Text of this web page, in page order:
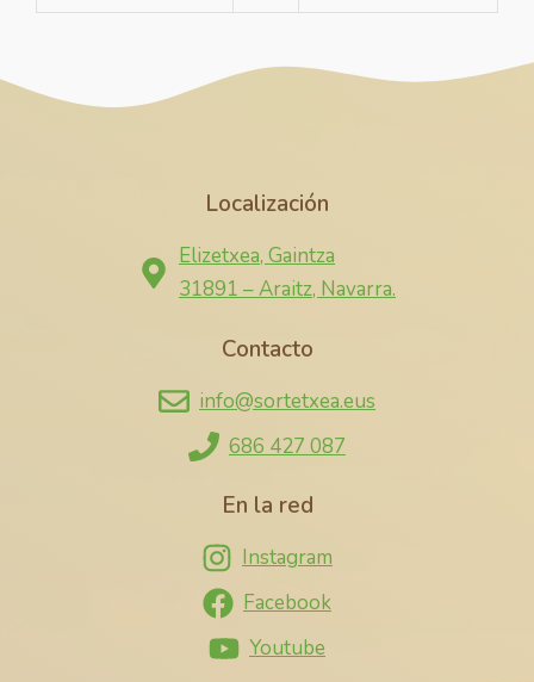
Localización
Elizetxea, Gaintza
31891 – Araitz, Navarra.
Contacto
info@sortetxea.eus
686 427 087
En la red
Instagram
Facebook
Youtube